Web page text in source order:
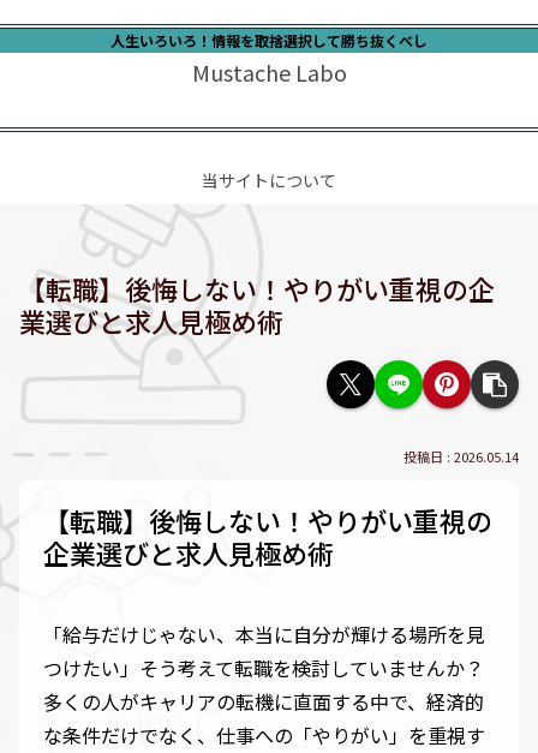
人生いろいろ！情報を取捨選択して勝ち抜くべし
Mustache Labo
当サイトについて
【転職】後悔しない！やりがい重視の企
業選びと求人見極め術
2026.05.14
【転職】後悔しない！やりがい重視の
企業選びと求人見極め術
「給与だけじゃない、本当に自分が輝ける場所を見
つけたい」そう考えて転職を検討していませんか？
多くの人がキャリアの転機に直面する中で、経済的
な条件だけでなく、仕事への「やりがい」を重視す